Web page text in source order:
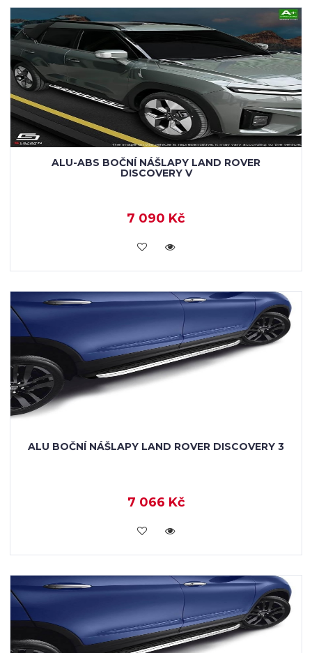
ALU-ABS BOČNÍ NÁŠLAPY LAND ROVER
DISCOVERY V
7 090 Kč
KOUPIT
ALU BOČNÍ NÁŠLAPY LAND ROVER DISCOVERY 3
7 066 Kč
KOUPIT